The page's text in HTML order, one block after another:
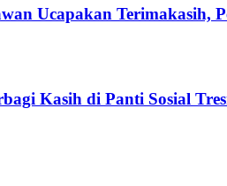
Ucapakan Terimakasih,
Kasih di Panti Sosial